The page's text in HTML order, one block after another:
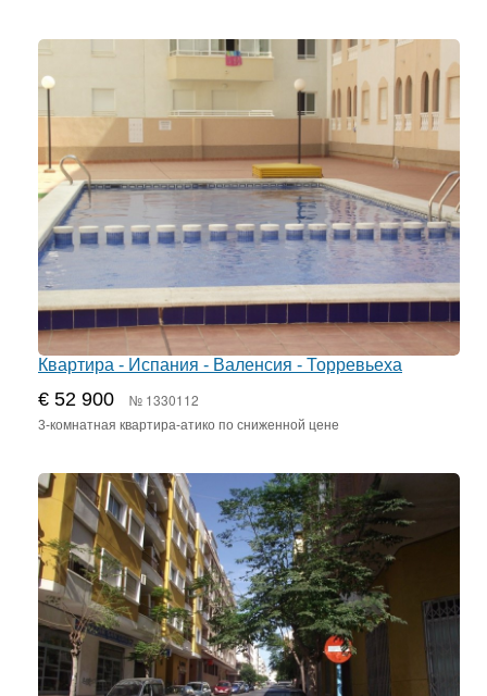
Квартира - Испания - Валенсия - Торревьеха
€ 52 900 № 1330112
3-комнатная квартира-атико по сниженной цене